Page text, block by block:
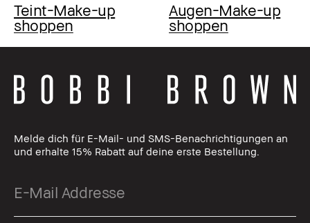
Teint-Make-up
shoppen
Augen-Make-up
shoppen
Melde dich für E-Mail- und SMS-Benachrichtigungen an
und erhalte 15% Rabatt auf deine erste Bestellung.